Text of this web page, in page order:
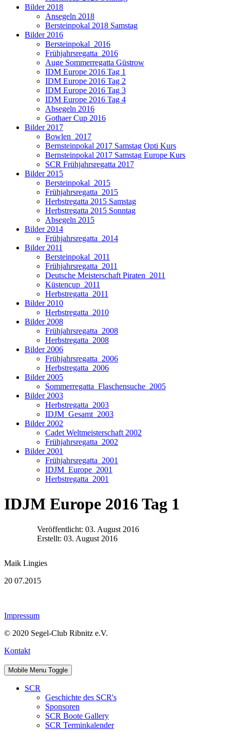
Bilder 2018
Ansegeln 2018
Bersteinpokal 2018 Samstag
Bilder 2016
Bersteinpokal_2016
Frühjahrsregatta_2016
Auge Sommerregatta Güstrow
IDM Europe 2016 Tag 1
IDM Europe 2016 Tag 2
IDM Europe 2016 Tag 3
IDM Europe 2016 Tag 4
Absegeln 2016
Gothaer Cup 2016
Bilder 2017
Bowlen_2017
Bernsteinpokal 2017 Samstag Opti Kurs
Bernsteinpokal 2017 Samstag Europe Kurs
SCR Frühjahrsregatta 2017
Bilder 2015
Bersteinpokal_2015
Frühjahrsregatta_2015
Herbstregatta 2015 Samstag
Herbstregatta 2015 Sonntag
Absegeln 2015
Bilder 2014
Frühjahrsregatta_2014
Bilder 2011
Bersteinpokal_2011
Frühjahrsregatta_2011
Deutsche Meisterschaft Piraten_2011
Küstencup_2011
Herbstregatta_2011
Bilder 2010
Herbstregatta_2010
Bilder 2008
Frühjahrsregatta_2008
Herbstregatta_2008
Bilder 2006
Frühjahrsregatta_2006
Herbstregatta_2006
Bilder 2005
Sommerregatta_Flaschensuche_2005
Bilder 2003
Herbstregatta_2003
IDJM_Gesamt_2003
Bilder 2002
Cadet Weltmeisterschaft 2002
Frühjahrsregatta_2002
Bilder 2001
Frühjahrsregatta_2001
IDJM_Europe_2001
Herbstregatta_2001
IDJM Europe 2016 Tag 1
Veröffentlicht: 03. August 2016
Erstellt: 03. August 2016
Maik Lingies
20 07.2015
Impressum
© 2020 Segel-Club Ribnitz e.V.
Kontakt
Mobile Menu Toggle
SCR
Geschichte des SCR's
Sponsoren
SCR Boote Gallery
SCR Terminkalender